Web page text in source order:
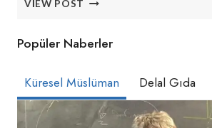
VIEW POST
SÜREKLI
Popüler Naberler
Küresel Müslüman Delal Gıda